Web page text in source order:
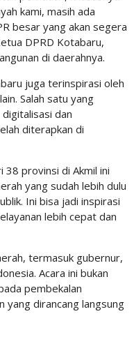
kami, masih ada
besar yang akan segera
DPRD Kotabaru,
di daerahnya.
juga terinspirasi oleh
Salah satu yang
dan
diterapkan di
38 provinsi di Akmil ini
yang sudah lebih dulu
Ini bisa jadi inspirasi
lebih cepat dan
termasuk gubernur,
Acara ini bukan
pembekalan
yang dirancang langsung